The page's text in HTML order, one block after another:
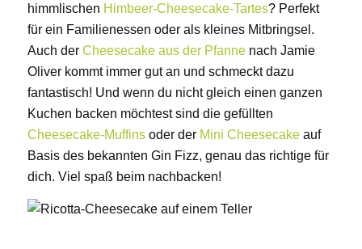
himmlischen Himbeer-Cheesecake-Tartes? Perfekt
für ein Familienessen oder als kleines Mitbringsel.
Auch der Cheesecake aus der Pfannenach Jamie
Oliver kommt immer gut an und schmeckt dazu
fantastisch! Und wenn du nicht gleich einen ganzen
Kuchen backen möchtest sind die gefüllten
Cheesecake-Muffinsoder der Mini Cheesecakeauf
Basis des bekannten Gin Fizz, genau das richtige für
dich. Viel spaß beim nachbacken!